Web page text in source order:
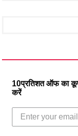
10प्रतिशत ऑफ का
करें